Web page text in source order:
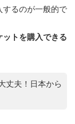
するのが一般的で
トを購入できる
丈夫！日本から